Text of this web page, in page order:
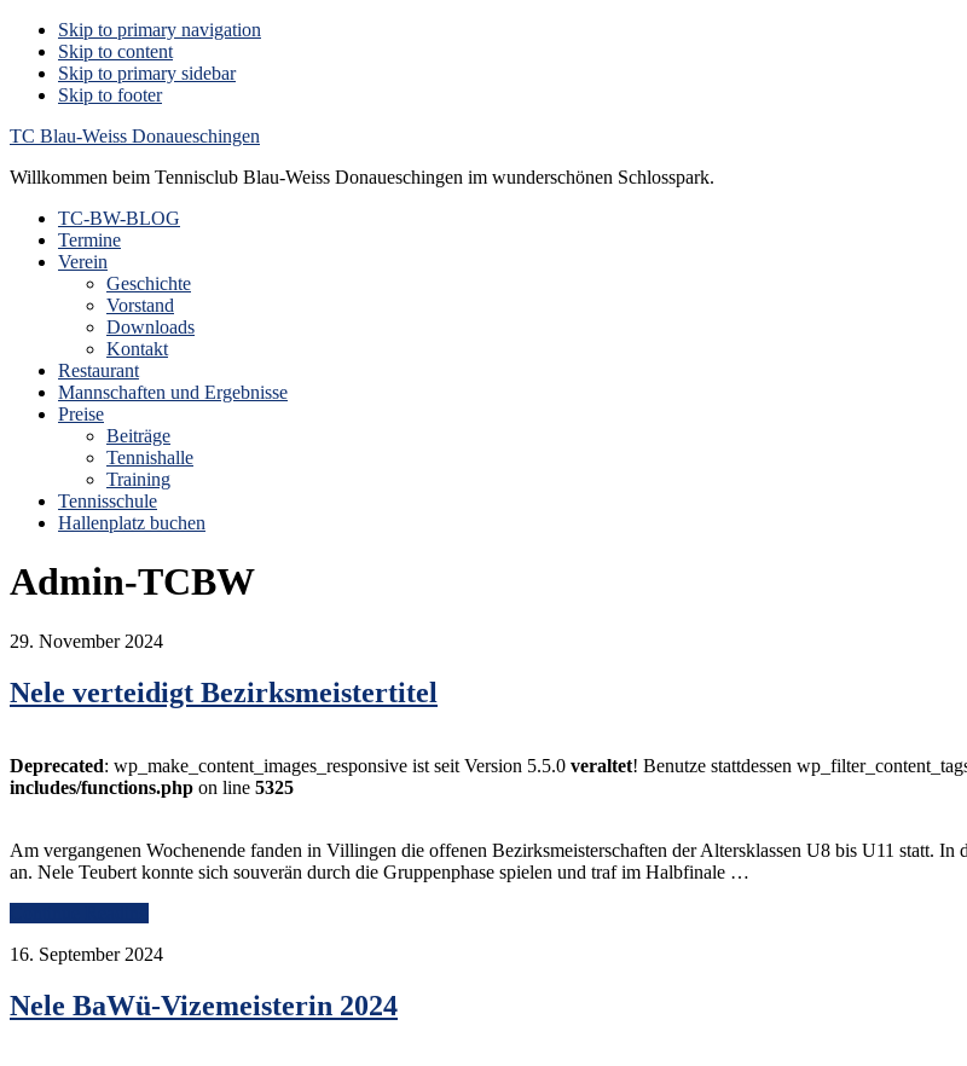
Skip to primary navigation
Skip to content
Skip to primary sidebar
Skip to footer
TC Blau-Weiss Donaueschingen
Willkommen beim Tennisclub Blau-Weiss Donaueschingen im wunderschönen Schlosspark.
TC-BW-BLOG
Termine
Verein
Geschichte
Vorstand
Downloads
Kontakt
Restaurant
Mannschaften und Ergebnisse
Preise
Beiträge
Tennishalle
Training
Tennisschule
Hallenplatz buchen
Admin-TCBW
29. November 2024
Nele verteidigt Bezirksmeistertitel
Deprecated: wp_make_content_images_responsive ist seit Version 5.5.0 veraltet! Benutze stattdessen
includes/functions.php on line 5325
Am vergangenen Wochenende fanden in Villingen die offenen Bezirksmeisterschaften der Altersklassen U8 bis U11 statt.
an. Nele Teubert konnte sich souverän durch die Gruppenphase spielen und traf im Halbfinale …
16. September 2024
Nele BaWü-Vizemeisterin 2024